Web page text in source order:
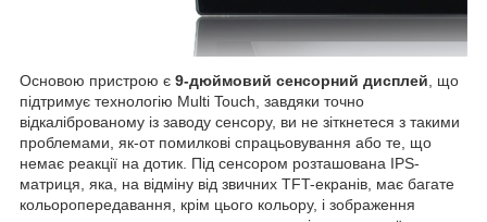
Основою пристрою є 9-дюймовий сенсорний дисплей, що
підтримує технологію Multi Touch, завдяки точно
відкаліброваному із заводу сенсору, ви не зіткнетеся з такими
проблемами, як-от помилкові спрацьовування або те, що
немає реакції на дотик. Під сенсором розташована IPS-
матриця, яка, на відміну від звичних TFT-екранів, має багате
кольоропередавання, крім цього кольору, і зображення